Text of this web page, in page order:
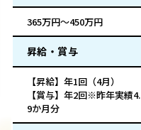
365万円～450万円
昇給・賞与
【昇給】年1回（4月）
【賞与】年2回※昨年実績4.
9か月分